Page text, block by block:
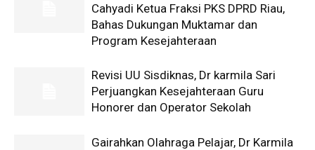
Cahyadi Ketua Fraksi PKS DPRD Riau,
Bahas Dukungan Muktamar dan
Program Kesejahteraan
Revisi UU Sisdiknas, Dr karmila Sari
Perjuangkan Kesejahteraan Guru
Honorer dan Operator Sekolah
Gairahkan Olahraga Pelajar, Dr Karmila